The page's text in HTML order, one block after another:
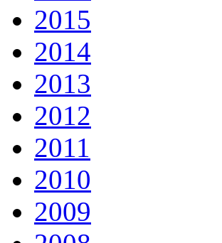
2015
2014
2013
2012
2011
2010
2009